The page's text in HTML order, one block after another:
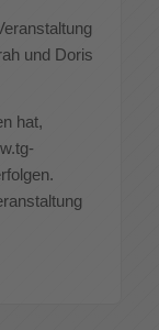
und Doris
hat,